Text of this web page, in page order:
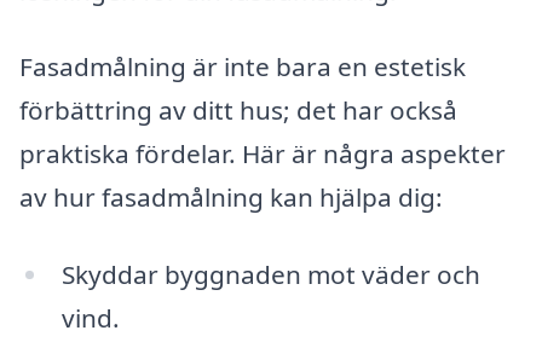
Fasadmålning är inte bara en estetisk
förbättring av ditt hus; det har också
praktiska fördelar. Här är några aspekter
av hur fasadmålning kan hjälpa dig:
Skyddar byggnaden mot väder och
vind.